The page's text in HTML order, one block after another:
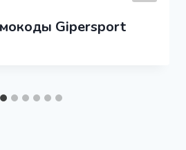
Gipersport